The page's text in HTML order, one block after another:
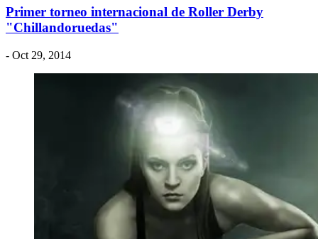
Primer torneo internacional de Roller Derby
"Chillandoruedas"
- Oct 29, 2014